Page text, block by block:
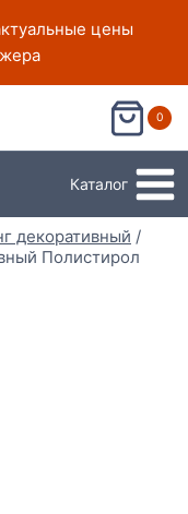
цены
0
Каталог
декоративный /
Полистирол